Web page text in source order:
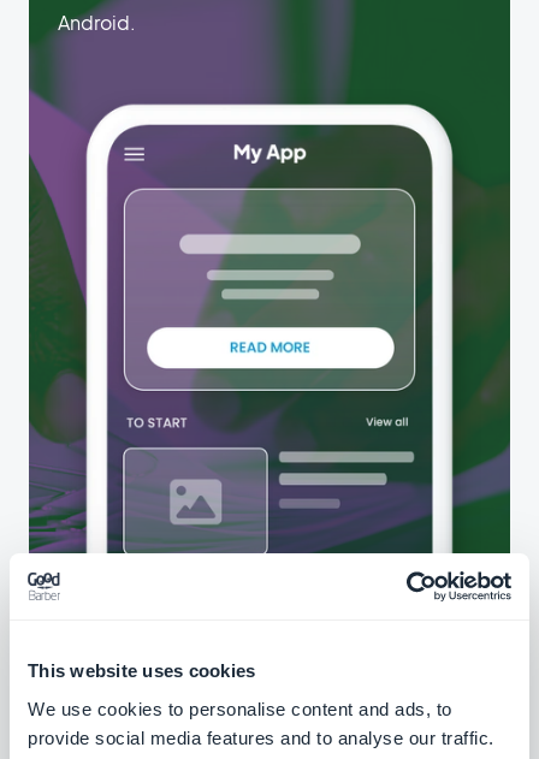
This website uses cookies
We use cookies to personalise content and ads, to
provide social media features and to analyse our traffic.
Android.